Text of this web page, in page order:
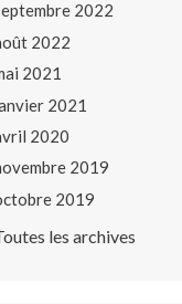
2022
2022
2021
2021
2020
2019
2019
les archives